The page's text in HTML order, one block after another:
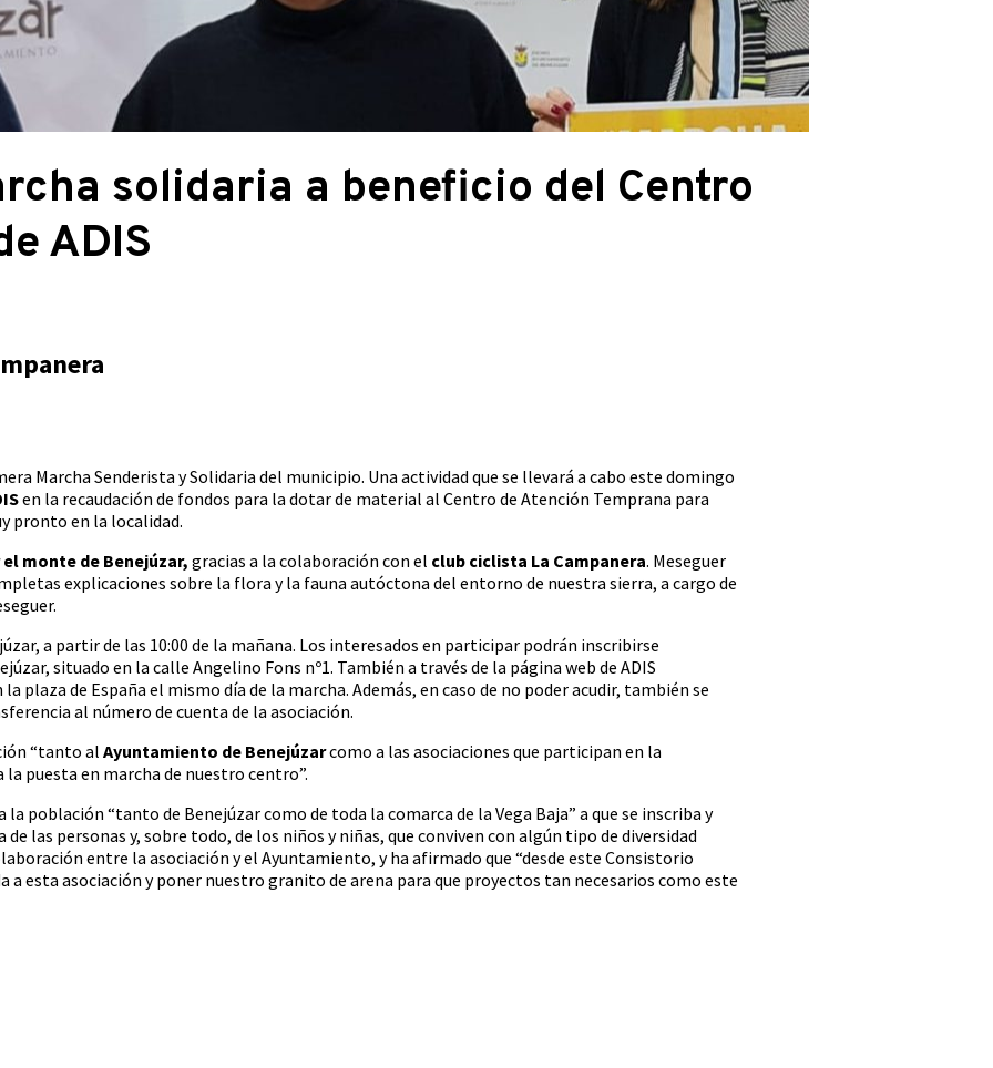
solidaria a beneficio del Centro
ADIS
Marcha Senderista y Solidaria del municipio. Una actividad que se llevará a cabo este domingo
en la recaudación de fondos para la dotar de material al Centro de Atención Temprana para
pronto en la localidad.
monte de Benejúzar,gracias a la colaboración con el club ciclista La Campanera. Meseguer
explicaciones sobre la flora y la fauna autóctona del entorno de nuestra sierra, a cargo de
a partir de las 10:00 de la mañana. Los interesados en participar podrán inscribirse
situado en la calle Angelino Fons nº1. También a través de la página web de ADIS
plaza de España el mismo día de la marcha. Además, en caso de no poder acudir, también se
al número de cuenta de la asociación.
“tanto al Ayuntamiento de Benejúzarcomo a las asociaciones que participan en la
puesta en marcha de nuestro centro”.
población “tanto de Benejúzar como de toda la comarca de la Vega Baja” a que se inscriba y
las personas y, sobre todo, de los niños y niñas, que conviven con algún tipo de diversidad
entre la asociación y el Ayuntamiento, y ha afirmado que “desde este Consistorio
esta asociación y poner nuestro granito de arena para que proyectos tan necesarios como este